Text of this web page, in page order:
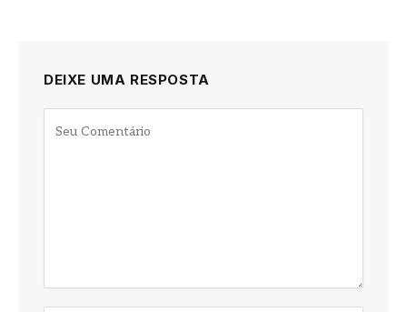
DEIXE UMA RESPOSTA